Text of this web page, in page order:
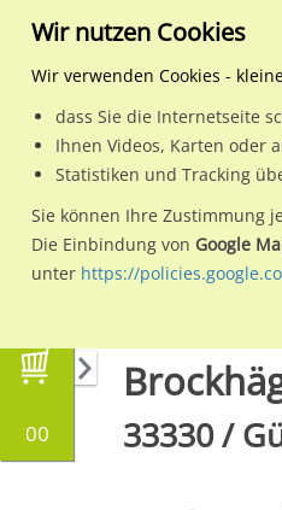
Wähle den
00 33330 /
Wir nutzen Cookies
Wir verwenden Cookies -
dass Sie die Internetseite
Ihnen Videos, Karten oder
Statistiken und Tracking
Sie können Ihre Zustimmung
Die Einbindung von Google
unter https://